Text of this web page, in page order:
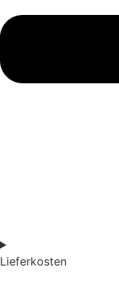
Lieferkosten